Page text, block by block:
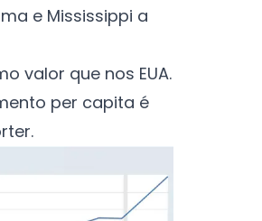
e Mississippi a
valor que nos EUA.
per capita é
.